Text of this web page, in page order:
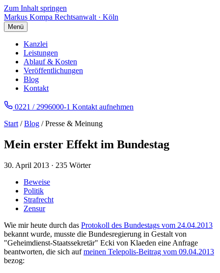
Zum Inhalt springen
Markus Kompa Rechtsanwalt · Köln
Menü
Kanzlei
Leistungen
Ablauf & Kosten
Veröffentlichungen
Blog
Kontakt
0221 / 2996000-1 Kontakt aufnehmen
Start /Blog / Presse & Meinung
Mein erster Effekt im Bundestag
30. April 2013 · 235 Wörter
Beweise
Politik
Strafrecht
Zensur
Wie mir heute durch das Protokoll des Bundestags vom 24.04.2013
bekannt wurde, musste die Bundesregierung in Gestalt von
"Geheimdienst-Staatssekretär" Ecki von Klaeden eine Anfrage
beantworten, die sich aufmeinen Telepolis-Beitrag vom 09.04.2013
bezog: